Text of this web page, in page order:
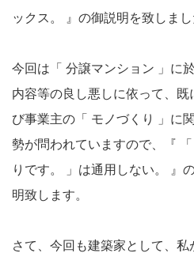
ックス。 』の御説明を致しまし
今回は「 分譲マンション 」に
内容等の良し悪しに依って、既
び事業主の「 モノづくり 」に
勢が問われていますので、『
りです。 」は通用しない。 』
明致します。
さて、今回も建築家として、私